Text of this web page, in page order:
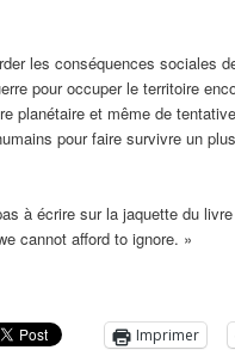
les conséquences sociales
pour occuper le territoire
planétaire et même de
pour faire survivre un
à écrire sur la jaquette du
cannot afford to ignore. »
Imprimer